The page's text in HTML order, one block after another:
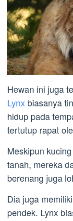
Hewan ini juga
Lynx biasanya
hidup pada
tertutup rapat
Meskipun
tanah, mereka
berenang juga
Dia juga
pendek. Lynx